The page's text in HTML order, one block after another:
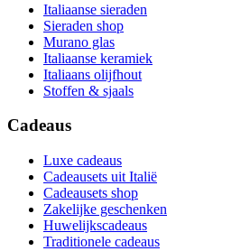
Italiaanse sieraden
Sieraden shop
Murano glas
Italiaanse keramiek
Italiaans olijfhout
Stoffen & sjaals
Cadeaus
Luxe cadeaus
Cadeausets uit Italië
Cadeausets shop
Zakelijke geschenken
Huwelijkscadeaus
Traditionele cadeaus